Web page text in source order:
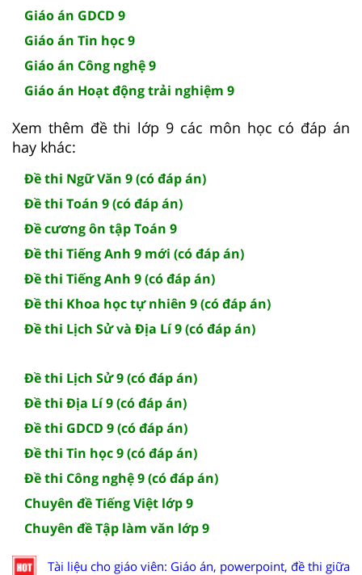
Giáo án GDCD 9
Giáo án Tin học 9
Giáo án Công nghệ 9
Giáo án Hoạt động trải nghiệm 9
Xem thêm đề thi lớp 9 các môn học có đáp án
hay khác:
Đề thi Ngữ Văn 9 (có đáp án)
Đề thi Toán 9 (có đáp án)
Đề cương ôn tập Toán 9
Đề thi Tiếng Anh 9 mới (có đáp án)
Đề thi Tiếng Anh 9 (có đáp án)
Đề thi Khoa học tự nhiên 9 (có đáp án)
Đề thi Lịch Sử và Địa Lí 9 (có đáp án)
Đề thi Lịch Sử 9 (có đáp án)
Đề thi Địa Lí 9 (có đáp án)
Đề thi GDCD 9 (có đáp án)
Đề thi Tin học 9 (có đáp án)
Đề thi Công nghệ 9 (có đáp án)
Chuyên đề Tiếng Việt lớp 9
Chuyên đề Tập làm văn lớp 9
Tài liệu cho giáo viên: Giáo án, powerpoint, đề thi giữa